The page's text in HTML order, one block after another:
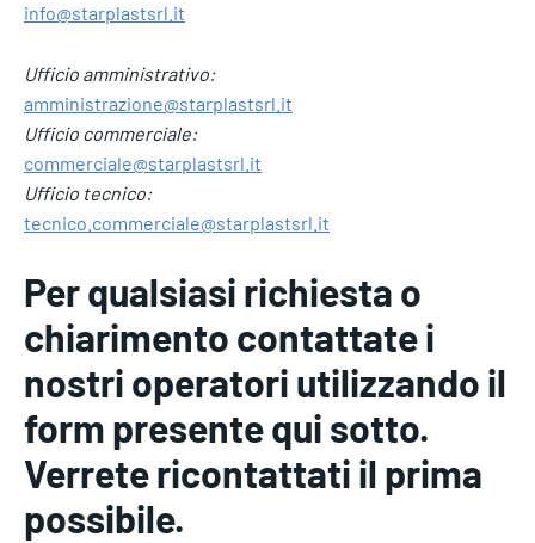
info@starplastsrl.it
Ufficio amministrativo:
amministrazione@starplastsrl.it
Ufficio commerciale:
commerciale@starplastsrl.it
Ufficio tecnico:
tecnico.commerciale@starplastsrl.it
Per qualsiasi richiesta o
chiarimento contattate i
nostri operatori utilizzando il
form presente qui sotto.
Verrete ricontattati il prima
possibile.